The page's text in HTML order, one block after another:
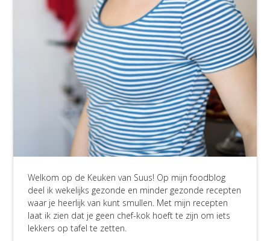
Welkom op de Keuken van Suus! Op mijn foodblog
deel ik wekelijks gezonde en minder gezonde recepten
waar je heerlijk van kunt smullen. Met mijn recepten
laat ik zien dat je geen chef-kok hoeft te zijn om iets
lekkers op tafel te zetten.